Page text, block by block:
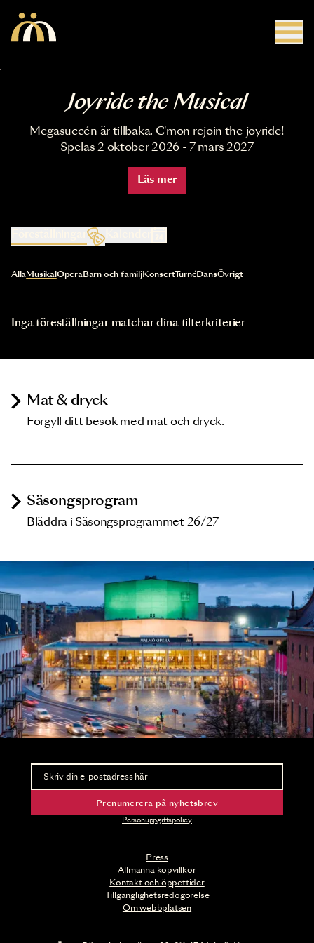
Joyride the Musical
Megasuccén är tillbaka. C'mon rejoin the joyride!
Spelas 2 oktober 2026 - 7 mars 2027
Läs mer
Kalender
Val av kategori uppdaterar innehållet automatiskt
AllaMusikal OperaBarn och familjKonsertTurnéDansÖvrigt
Inga föreställningar matchar dina filterkriterier
Mat & dryck
Förgyll ditt besök med mat och dryck.
Säsongsprogram
Bläddra i Säsongsprogrammet 26/27
Press
Allmänna köpvillkor
Kontakt och öppettider
Tillgänglighetsredogörelse
Om webbplatsen
Nyhetsbrev
Ta del av förhandsinformation och biljettsläpp.
Prenumerera på nyhetsbrev
Personuppgiftspolicy